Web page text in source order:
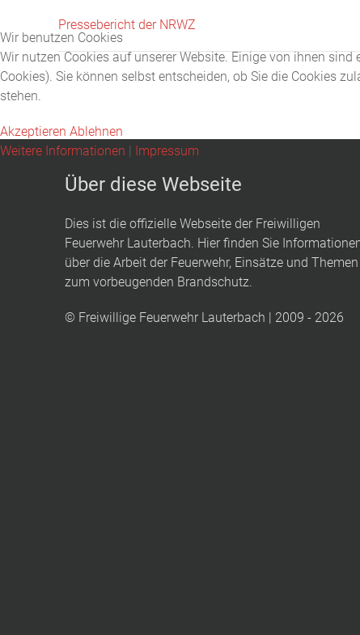
Pressebericht der NRWZ
Über diese Webseite
Dies ist die offizielle Webseite der Freiwilligen
Feuerwehr Lauterbach. Hier finden Sie
über die Arbeit der Feuerwehr, Einsätze und Themen
zum vorbeugenden Brandschutz.
© Freiwillige Feuerwehr Lauterbach | 2009 - 2026
Wir benutzen Cookies
Wir nutzen Cookies auf unserer Website. Einige von ihnen
Cookies). Sie können selbst entscheiden, ob Sie die Cookies
stehen.
Akzeptieren Ablehnen
Weitere Informationen | Impressum